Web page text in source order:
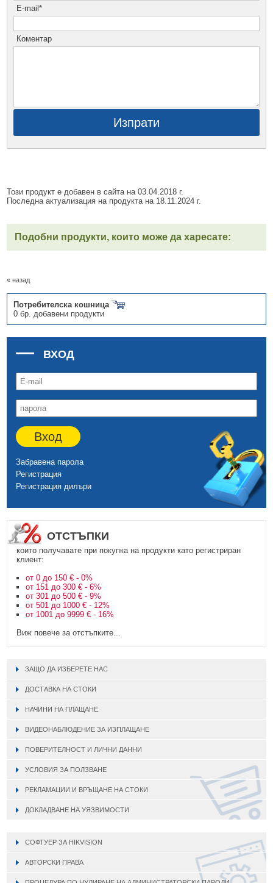
E-mail*
Коментар
Изпрати
Този продукт е добавен в сайта на 03.04.2018 г.
Последна актуализация на продукта на 18.11.2024 г.
Подобни продукти, които може да харесате:
« назад
Потребителска кошница
0 бр. добавени продукти
ВХОД
Вход
Забравена парола
Регистрация
Регистрация дилъри
ОТСТЪПКИ
които получавате при покупка на продукти като регистриран
клиент:
от 0 до 150 € - 0%
от 151 до 300 € - 6%
от 301 до 500 € - 9%
от 501 до 1000 € - 12%
от 1001 до 9999 € - 16%
Виж повече за отстъпките...
ЗАЩО ДА ИЗБЕРЕТЕ НАС
ДОСТАВКА НА СТОКИ
НАЧИНИ НА ПЛАЩАНЕ
ВИДЕОНАБЛЮДЕНИЕ ЗА ИЗПЛАЩАНЕ
ПОВЕРИТЕЛНОСТ И ЛИЧНИ ДАННИ
УСЛОВИЯ ЗА ПОЛЗВАНЕ
РЕКЛАМАЦИИ И ВРЪЩАНЕ НА СТОКИ
ДОКЛАДВАНЕ НА УЯЗВИМОСТИ
СОФТУЕР ЗА HIKVISION
АВТОРСКИ ПРАВА